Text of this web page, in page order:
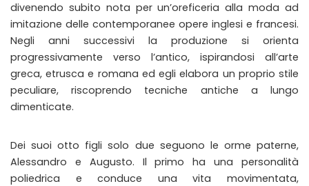
divenendo subito nota per un’oreficeria alla moda ad
imitazione delle contemporanee opere inglesi e francesi.
Negli anni successivi la produzione si orienta
progressivamente verso l’antico, ispirandosi all’arte
greca, etrusca e romana ed egli elabora un proprio stile
peculiare, riscoprendo tecniche antiche a lungo
dimenticate.
Dei suoi otto figli solo due seguono le orme paterne,
Alessandro e Augusto. Il primo ha una personalità
poliedrica e conduce una vita movimentata,